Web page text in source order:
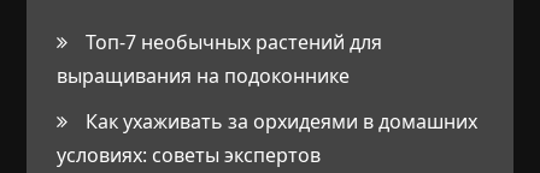
Топ-7 необычных растений для
выращивания на подоконнике
Как ухаживать за орхидеями в домашних
условиях: советы экспертов